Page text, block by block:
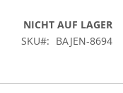
NICHT AUF LAGER
SKU
BAJEN-8694